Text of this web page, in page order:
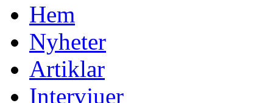
Hem
Nyheter
Artiklar
Intervjuer